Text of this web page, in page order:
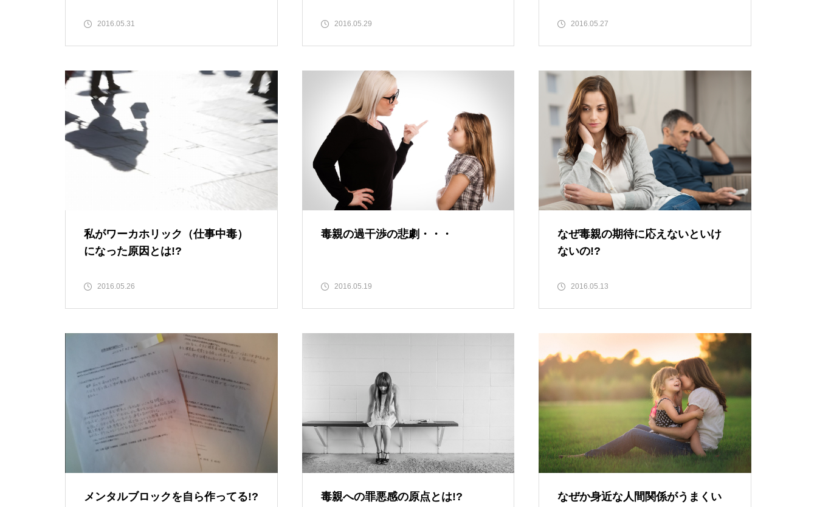
2016.05.31 2016.05.29 2016.05.27
私がワーカホリック（仕事中毒）
になった原因とは!?
2016.05.26
毒親の過干渉の悲劇・・・
2016.05.19
なぜ毒親の期待に応えないといけ
ないの!?
2016.05.13
メンタルブロックを自ら作ってる!? 毒親への罪悪感の原点とは!?
なぜか身近な人間関係がうまくい